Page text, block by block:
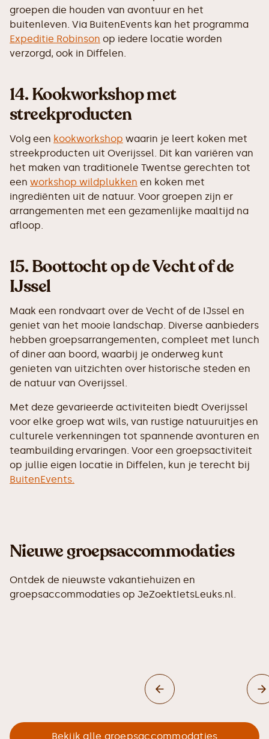
groepen die houden van avontuur en het
buitenleven. Via BuitenEvents kan het programma
Expeditie Robinson op iedere locatie worden
verzorgd, ook in Diffelen.
14.Kookworkshop met
streekproducten
Volg een kookworkshop waarin je leert koken met
streekproducten uit Overijssel. Dit kan variëren van
het maken van traditionele Twentse gerechten tot
een workshop wildplukken en koken met
ingrediënten uit de natuur. Voor groepen zijn er
arrangementen met een gezamenlijke maaltijd na
afloop.
15.Boottocht op de Vecht of de
IJssel
Maak een rondvaart over de Vecht of de IJssel en
geniet van het mooie landschap. Diverse aanbieders
hebben groepsarrangementen, compleet met lunch
of diner aan boord, waarbij je onderweg kunt
genieten van uitzichten over historische steden en
de natuur van Overijssel.
Met deze gevarieerde activiteiten biedt Overijssel
voor elke groep wat wils, van rustige natuuruitjes en
culturele verkenningen tot spannende avonturen en
teambuilding ervaringen. Voor een groepsactiviteit
op jullie eigen locatie in Diffelen, kun je terecht bij
BuitenEvents.
Nieuwe groepsaccommodaties
Ontdek de nieuwste vakantiehuizen en
groepsaccommodaties op JeZoektIetsLeuks.nl.
Bekijk alle groepsaccommodaties